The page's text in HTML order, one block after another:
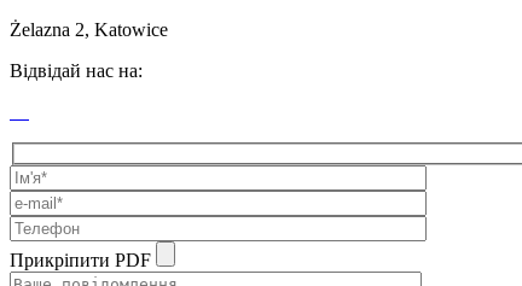
Żelazna 2, Katowice
Відвідай нас на:
Прикріпити PDF